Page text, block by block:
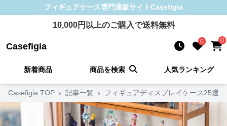
フィギュアケース専門通販サイトCasefigia
10,000円以上のご購入で送料無料
Casefigia 0 0
新着商品 商品を検索 人気ランキング
Casefigia TOP › 記事一覧 › フィギュアディスプレイケース25選